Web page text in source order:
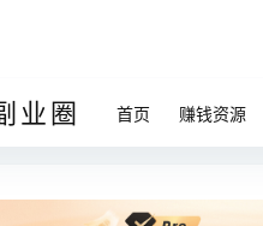
业圈 首页 赚钱资源